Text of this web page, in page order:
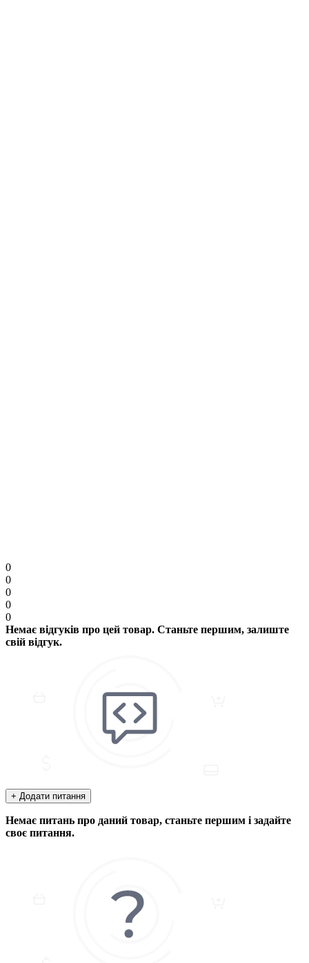
0
0
0
0
0
Немає відгуків про цей товар. Станьте першим, залиште
свій відгук.
+ Додати питання
Немає питань про даний товар, станьте першим і задайте
своє питання.